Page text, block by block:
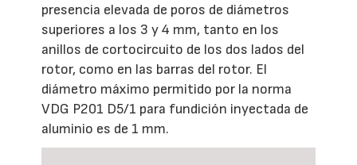
presencia elevada de poros de diámetros
superiores a los 3 y 4 mm, tanto en los
anillos de cortocircuito de los dos lados del
rotor, como en las barras del rotor. El
diámetro máximo permitido por la norma
VDG P201 D5/1 para fundición inyectada de
aluminio es de 1 mm.